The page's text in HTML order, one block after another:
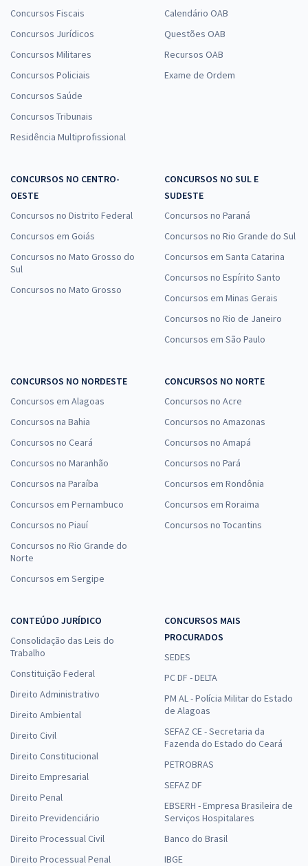
Concursos Fiscais
Concursos Jurídicos
Concursos Militares
Concursos Policiais
Concursos Saúde
Concursos Tribunais
Residência Multiprofissional
Calendário OAB
Questões OAB
Recursos OAB
Exame de Ordem
CONCURSOS NO CENTRO-
OESTE
Concursos no Distrito Federal
Concursos em Goiás
Concursos no Mato Grosso do
Sul
Concursos no Mato Grosso
CONCURSOS NO SUL E
SUDESTE
Concursos no Paraná
Concursos no Rio Grande do Sul
Concursos em Santa Catarina
Concursos no Espírito Santo
Concursos em Minas Gerais
Concursos no Rio de Janeiro
Concursos em São Paulo
CONCURSOS NO NORDESTE
Concursos em Alagoas
Concursos na Bahia
Concursos no Ceará
Concursos no Maranhão
Concursos na Paraíba
Concursos em Pernambuco
Concursos no Piauí
Concursos no Rio Grande do
Norte
Concursos em Sergipe
CONCURSOS NO NORTE
Concursos no Acre
Concursos no Amazonas
Concursos no Amapá
Concursos no Pará
Concursos em Rondônia
Concursos em Roraima
Concursos no Tocantins
CONTEÚDO JURÍDICO
Consolidação das Leis do
Trabalho
Constituição Federal
Direito Administrativo
Direito Ambiental
Direito Civil
Direito Constitucional
Direito Empresarial
Direito Penal
Direito Previdenciário
Direito Processual Civil
Direito Processual Penal
CONCURSOS MAIS
PROCURADOS
SEDES
PC DF - DELTA
PM AL - Polícia Militar do Estado
de Alagoas
SEFAZ CE - Secretaria da
Fazenda do Estado do Ceará
PETROBRAS
SEFAZ DF
EBSERH - Empresa Brasileira de
Serviços Hospitalares
Banco do Brasil
IBGE